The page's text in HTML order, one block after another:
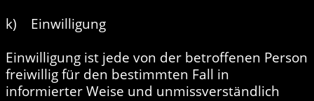
k) Einwilligung
Einwilligung ist jede von der betroffenen Person
freiwillig für den bestimmten Fall in
informierter Weise und unmissverständlich